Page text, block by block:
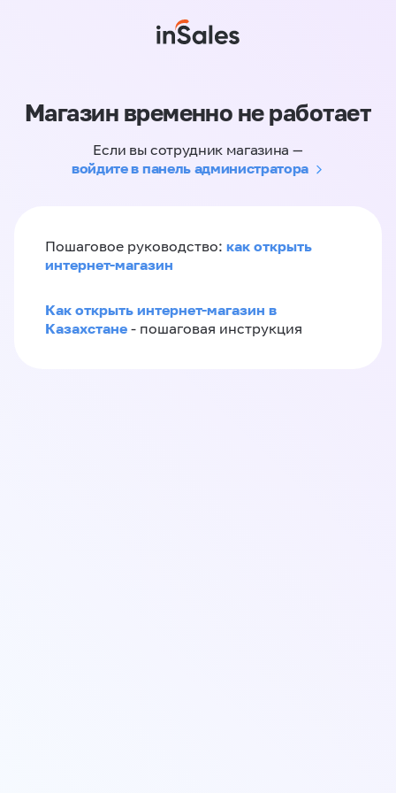
Магазин временно не работает
Если вы сотрудник магазина —
войдите в панель администратора
Пошаговое руководство: как открыть
интернет-магазин
Как открыть интернет-магазин в
Казахстане - пошаговая инструкция